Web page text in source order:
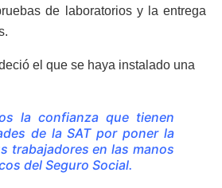
de laboratorios y la entrega
el que se haya instalado una
la confianza que tienen
de la SAT por poner la
trabajadores en las manos
del Seguro Social.